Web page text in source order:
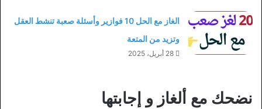
الغاز مع الحل 10 فوازير وأسئلة صعبة تنشط العقل
وتزيد من المتعة
28 أبريل، 2025
نضحك مع ألغاز و إجابتها